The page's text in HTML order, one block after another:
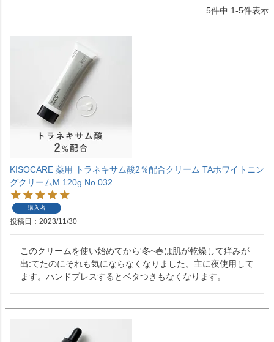
5件中 1-5件表示
KISOCARE 薬用 トラネキサム酸2％配合クリーム TAホワイトニン
グクリームM 120g No.032
購入者
投稿日 2023/11/30
このクリームを使い始めてから'冬~春は肌が乾燥して痒みが
出:てたのにそれも気にならなくなりました。主に夜使用して
ます。ハンドプレスするとベタつきもなくなります。